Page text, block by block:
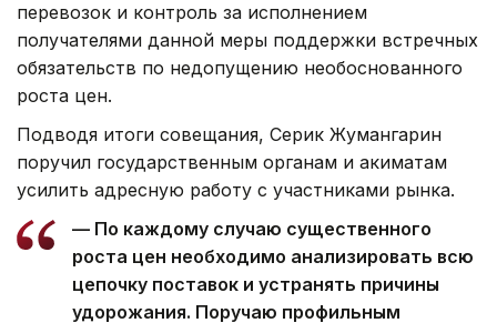
перевозок и контроль за исполнением
получателями данной меры поддержки встречных
обязательств по недопущению необоснованного
роста цен.
Подводя итоги совещания, Серик Жумангарин
поручил государственным органам и акиматам
усилить адресную работу с участниками рынка.
— По каждому случаю существенного
роста цен необходимо анализировать всю
цепочку поставок и устранять причины
удорожания. Поручаю профильным